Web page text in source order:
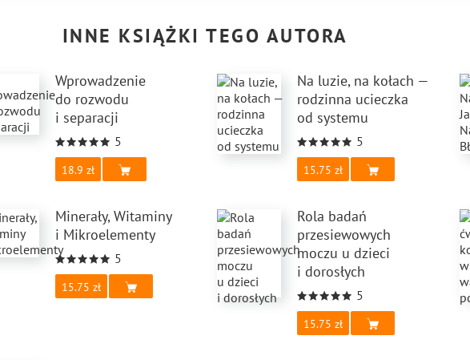
INNE KSIĄŻKI TEGO AUTORA
Wprowadzenie
do rozwodu
i separacji
5
18.9
Na luzie, na kołach —
rodzinna ucieczka
od systemu
5
15.75
Minerały, Witaminy
i Mikroelementy
5
15.75
Rola badań
przesiewowych
moczu u dzieci
i dorosłych
5
15.75